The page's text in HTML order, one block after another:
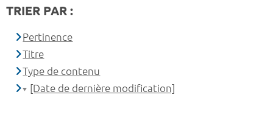
TRIER PAR :
Pertinence
Titre
Type de contenu
[Date de dernière modification]